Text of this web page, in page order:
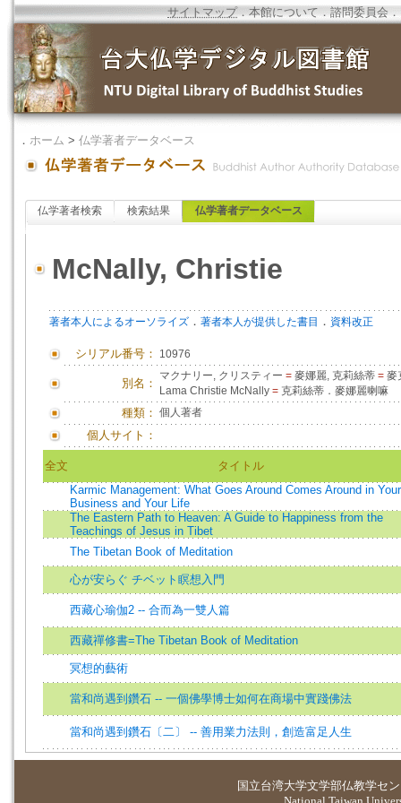
サイトマップ．本館について ．諮問委員会 ．
． ホーム > 仏学著者データベース
仏学著者検索 検索結果 仏学著者データベース
McNally, Christie
著者本人によるオーソライズ ． 著者本人が提供した書目 ． 資料改正
シリアル番号： 10976
別名：
マクナリー, クリスティー = 麥娜麗, 克莉絲蒂 = 麥
Lama Christie McNally = 克莉絲蒂．麥娜麗喇嘛
種類： 個人著者
個人サイト：
全文
タイトル
Karmic Management: What Goes Around Comes Around in Your
Business and Your Life
The Eastern Path to Heaven: A Guide to Happiness from the
Teachings of Jesus in Tibet
The Tibetan Book of Meditation
心が安らぐ チベット瞑想入門
西藏心瑜伽2 -- 合而為一雙人篇
西藏禪修書=The Tibetan Book of Meditation
冥想的藝術
當和尚遇到鑽石 -- 一個佛學博士如何在商場中實踐佛法
當和尚遇到鑽石〔二〕 -- 善用業力法則，創造富足人生
国立台湾大学文学部仏教学セ